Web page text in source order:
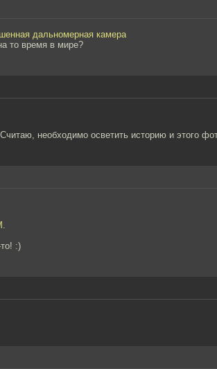
дальномерная камера
то время в мире?
необходимо осветить историю и этого
:)